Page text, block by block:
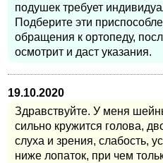
подушек требует
Подберите эти
обращения к ортопеду,
осмотрит и даст указания.
19.10.2020
Здравствуйте. У меня
сильно кружится голова,
слуха и зрения, слабость,
ниже лопаток, при чем